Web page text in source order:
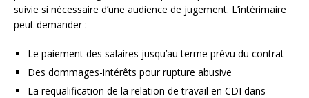
suivie si nécessaire d’une audience de jugement. L’intérimaire
peut demander :
Le paiement des salaires jusqu’au terme prévu du contrat
Des dommages-intérêts pour rupture abusive
La requalification de la relation de travail en CDI dans